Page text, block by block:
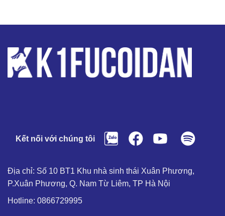
Kết nối với chúng tôi
Địa chỉ: Số 10 BT1 Khu nhà sinh thái Xuân Phương,
P.Xuân Phương, Q. Nam Từ Liêm, TP Hà Nội
Hotline: 0866729995